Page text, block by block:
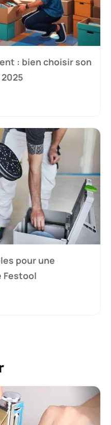
: bien choisir son
pour une
Festool